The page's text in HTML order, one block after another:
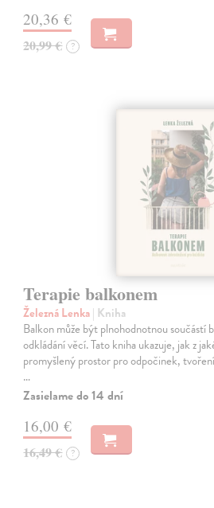
20,36 €
20,99 € ?
Terapie balkonem
Železná Lenka| Kniha
Balkon může být plnohodnotnou součástí
odkládání věcí. Tato kniha ukazuje, jak z
promyšlený prostor pro odpočinek,
…
Zasielame do 14 dní
16,00 €
16,49 € ?